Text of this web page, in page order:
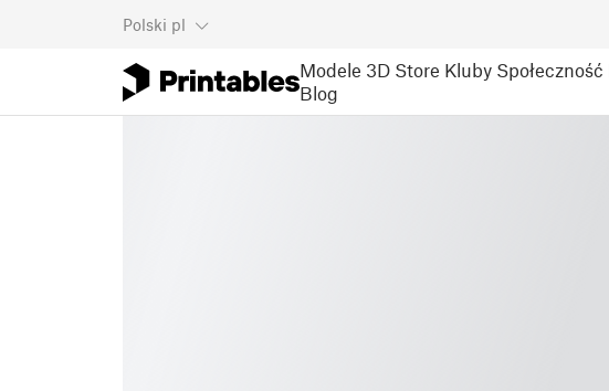
Polski pl
Modele 3D Store Kluby Społeczność
Blog